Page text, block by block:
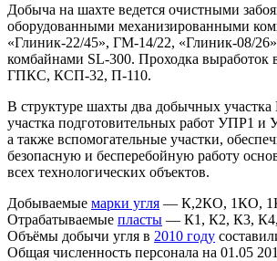
Добыча на шахте ведется очистными
оборудованными механизированными
«Глиник-22/45», ГМ-14/22, «Глиник-08/
комбайнами SL-300. Проходка выработок
ГПКС, КСП-32, П-110.
В структуре шахты два добычных
участка подготовительных работ УПР1 и
а также вспомогательные участки,
безопасную и бесперебойную работу
всех технологических объектов.
Добываемые марки угля — К,2КО, 1КО,
Отрабатываемые пласты — К1, К2, К3,
Объёмы добычи угля в 2010 году
Общая численность персонала на 01.05